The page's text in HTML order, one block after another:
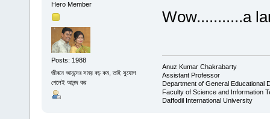
Hero Member
Posts: 1988
জীবনে আনন্দের সময় বড় কম, তাই সুযোগ
পেলেই আনন্দ কর
Wow...........a
Anuz Kumar Chakrabarty
Assistant Professor
Department of General Educational
Faculty of Science and Information
Daffodil International University